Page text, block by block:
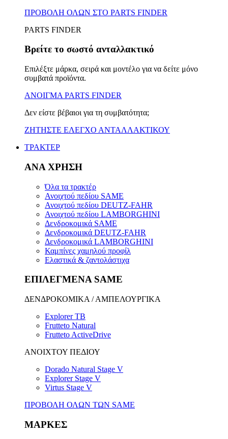
ΠΡΟΒΟΛΗ ΟΛΩΝ ΣΤΟ PARTS FINDER
PARTS FINDER
Βρείτε το σωστό ανταλλακτικό
Επιλέξτε μάρκα, σειρά και μοντέλο για να δείτε μόνο
συμβατά προϊόντα.
ΑΝΟΙΓΜΑ PARTS FINDER
Δεν είστε βέβαιοι για τη συμβατότητα;
ΖΗΤΗΣΤΕ ΕΛΕΓΧΟ ΑΝΤΑΛΛΑΚΤΙΚΟΥ
ΤΡΑΚΤΕΡ
ΑΝΑ ΧΡΗΣΗ
Όλα τα τρακτέρ
Ανοιχτού πεδίου SAME
Ανοιχτού πεδίου DEUTZ-FAHR
Ανοιχτού πεδίου LAMBORGHINI
Δενδροκομικά SAME
Δενδροκομικά DEUTZ-FAHR
Δενδροκομικά LAMBORGHINI
Καμπίνες χαμηλού προφίλ
Ελαστικά & ζαντολάστιχα
ΕΠΙΛΕΓΜΕΝΑ SAME
ΔΕΝΔΡΟΚΟΜΙΚΑ / ΑΜΠΕΛΟΥΡΓΙΚΑ
Explorer TB
Frutteto Natural
Frutteto ActiveDrive
ΑΝΟΙΧΤΟΥ ΠΕΔΙΟΥ
Dorado Natural Stage V
Explorer Stage V
Virtus Stage V
ΠΡΟΒΟΛΗ ΟΛΩΝ ΤΩΝ SAME
ΜΑΡΚΕΣ